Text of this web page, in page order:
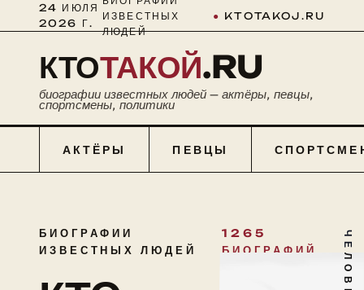
24 ИЮЛЯ
2026 Г.
ИЗВЕСТНЫХ
ЛЮДЕЙ
● KTOTAKOJ.RU
КТОТАКОЙ.RU
биографии известных людей — актёры, певцы,
спортсмены, политики
АКТЁРЫ ПЕВЦЫ
БИОГРАФИИ
ИЗВЕСТНЫХ ЛЮДЕЙ
1265
БИОГРАФИЙ